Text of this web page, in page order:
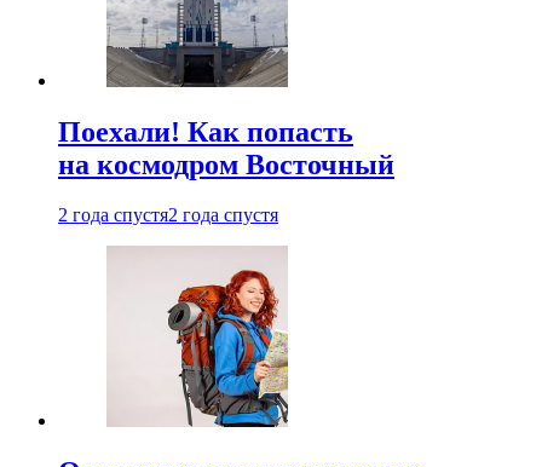
Поехали! Как попасть
на космодром Восточный
2 года спустя2 года спустя